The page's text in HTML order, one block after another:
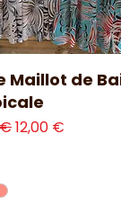
Aperçu rapide
Maillot de
€Prix
12,00 €